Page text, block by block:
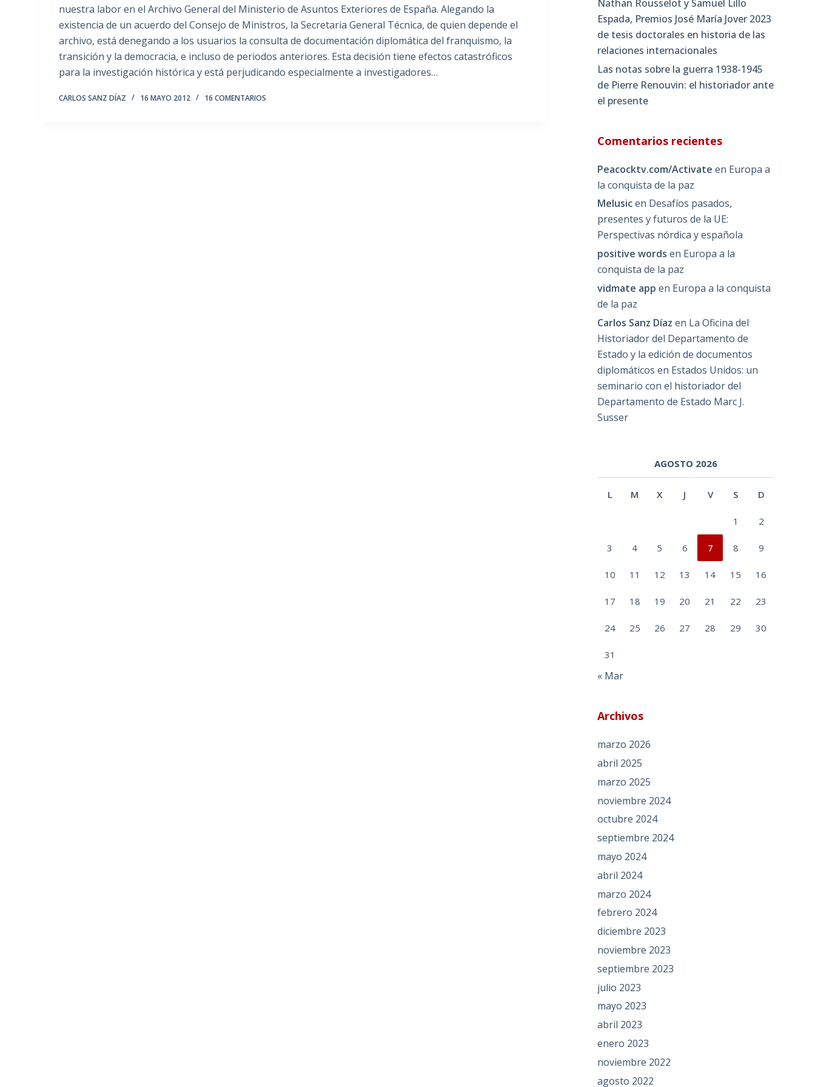
nuestra labor en el Archivo General del Ministerio de Asuntos Exteriores de España. Alegando la
existencia de un acuerdo del Consejo de Ministros, la Secretaria General Técnica, de quien depende el
archivo, está denegando a los usuarios la consulta de documentación diplomática del franquismo, la
transición y la democracia, e incluso de periodos anteriores. Esta decisión tiene efectos catastróficos
para la investigación histórica y está perjudicando especialmente a investigadores…
CARLOS SANZ DÍAZ 16 MAYO 2012 16 COMENTARIOS
Nathan Rousselot y Samuel Lillo
Espada, Premios José María Jover 2023
de tesis doctorales en historia de las
relaciones internacionales
Las notas sobre la guerra 1938-1945
de Pierre Renouvin: el historiador ante
el presente
Comentarios recientes
Peacocktv.com/Activate en Europa a
la conquista de la paz
Melusicen Desafíos pasados,
presentes y futuros de la UE:
Perspectivas nórdica y española
positive words en Europa a la
conquista de la paz
vidmate app en Europa a la conquista
de la paz
Carlos Sanz Díaz en La Oficina del
Historiador del Departamento de
Estado y la edición de documentos
diplomáticos en Estados Unidos: un
seminario con el historiador del
Departamento de Estado Marc J.
Susser
AGOSTO 2026
L M X J V S D
1 2
3 4 5 6 7 8 9
10 11 12 13 14 15 16
17 18 19 20 21 22 23
24 25 26 27 28 29 30
31
« Mar
Archivos
marzo 2026
abril 2025
marzo 2025
noviembre 2024
octubre 2024
septiembre 2024
mayo 2024
abril 2024
marzo 2024
febrero 2024
diciembre 2023
noviembre 2023
septiembre 2023
julio 2023
mayo 2023
abril 2023
enero 2023
noviembre 2022
agosto 2022